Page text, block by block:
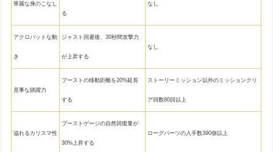
華麗な身のこなし
る
なし
アクロバットな動
き
ジャスト回避後、30秒間攻撃力
が上昇する
なし
見事な跳躍力
ブーストの移動距離を20%延長
する
ストーリーミッション以外のミッションクリ
ア回数80回以上
溢れるカリスマ性
ブーストゲージの自然回復量が
30%上昇する
ローグパーツの入手数390個以上